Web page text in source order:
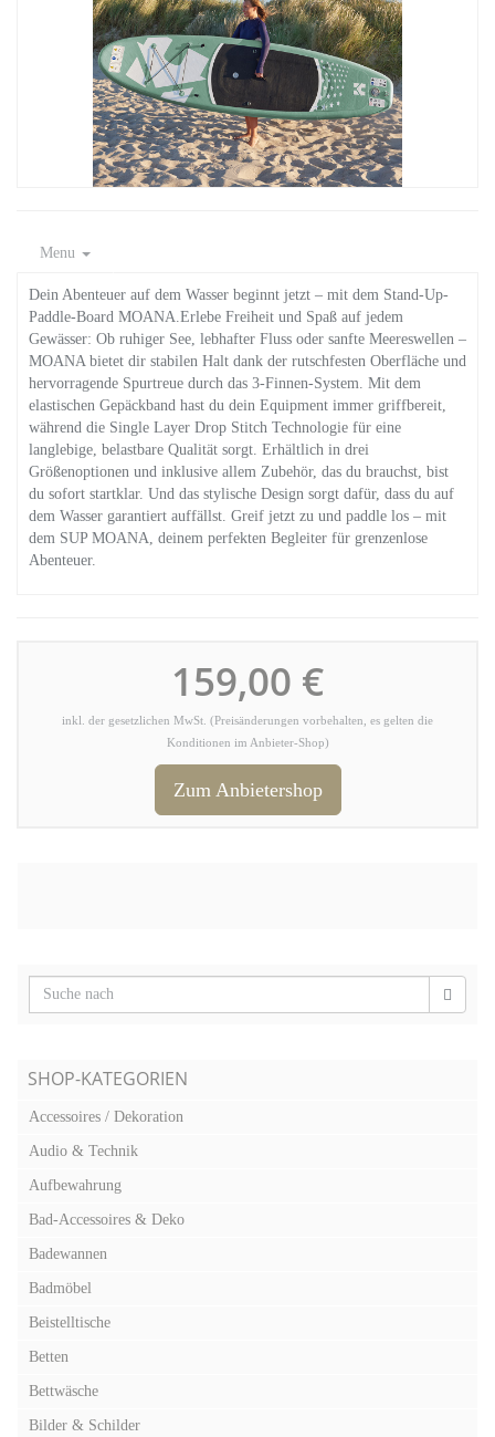
Menu
Dein Abenteuer auf dem Wasser beginnt jetzt – mit dem Stand-Up-
Paddle-Board MOANA.Erlebe Freiheit und Spaß auf jedem
Gewässer: Ob ruhiger See, lebhafter Fluss oder sanfte Meereswellen –
MOANA bietet dir stabilen Halt dank der rutschfesten Oberfläche und
hervorragende Spurtreue durch das 3-Finnen-System. Mit dem
elastischen Gepäckband hast du dein Equipment immer griffbereit,
während die Single Layer Drop Stitch Technologie für eine
langlebige, belastbare Qualität sorgt. Erhältlich in drei
Größenoptionen und inklusive allem Zubehör, das du brauchst, bist
du sofort startklar. Und das stylische Design sorgt dafür, dass du auf
dem Wasser garantiert auffällst. Greif jetzt zu und paddle los – mit
dem SUP MOANA, deinem perfekten Begleiter für grenzenlose
Abenteuer.
159,00 €
inkl. der gesetzlichen MwSt. (Preisänderungen vorbehalten, es gelten die
Konditionen im Anbieter-Shop)
Zum Anbietershop
SHOP-KATEGORIEN
Accessoires / Dekoration
Audio & Technik
Aufbewahrung
Bad-Accessoires & Deko
Badewannen
Badmöbel
Beistelltische
Betten
Bettwäsche
Bilder & Schilder